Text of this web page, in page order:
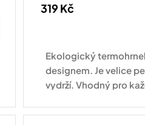
319 Kč
Ekologický
designem. Je velice
vydrží. Vhodný pro